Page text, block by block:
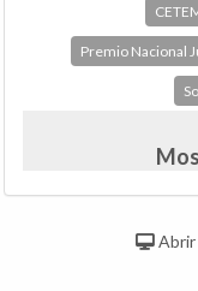
Premio Nacional
Abrir